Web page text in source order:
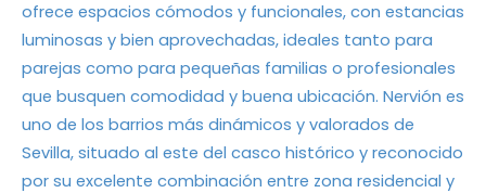
ofrece espacios cómodos y funcionales, con estancias
luminosas y bien aprovechadas, ideales tanto para
parejas como para pequeñas familias o profesionales
que busquen comodidad y buena ubicación. Nervión es
uno de los barrios más dinámicos y valorados de
Sevilla, situado al este del casco histórico y reconocido
por su excelente combinación entre zona residencial y